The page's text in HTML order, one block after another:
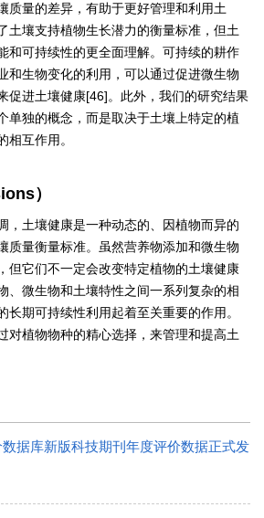
质量的差异，有助于更好管理和利用土
土壤支持植物生长潜力的衡量标准，但土
和可持续性的更全面理解。可持续的耕作
和生物变化的利用，可以通过促进微生物
促进土壤健康[46]。此外，我们的研究结果
单独的概念，而是取决于土壤上特定的植
相互作用。
）
，土壤健康是一种动态的、因植物而异的
质量衡量标准。虽然营养物添加和微生物
但它们不一定会改变特定植物的土壤健康
、微生物和土壤特性之间一系列复杂的相
长期可持续性利用起着至关重要的作用。
对植物物种的精心选择，来管理和提高土
据库新版科技期刊年度评价数据正式发